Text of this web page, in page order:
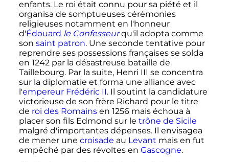
enfants. Le roi était connu pour sa piété et il
organisa de somptueuses cérémonies
religieuses notamment en l'honneur
d'Édouard le Confesseurqu'il adopta comme
son saint patron. Une seconde tentative pour
reprendre ses possessions françaises se solda
en 1242 par la désastreuse bataille de
Taillebourg. Par la suite, Henri III se concentra
sur la diplomatie et forma une alliance avec
l'empereur Frédéric II. Il soutint la candidature
victorieuse de son frère Richard pour le titre
de roi des Romainsen 1256 mais échoua à
placer son fils Edmond sur le trône de Sicile
malgré d'importantes dépenses. Il envisagea
de mener une croisade au Levant mais en fut
empêché par des révoltes en Gascogne.